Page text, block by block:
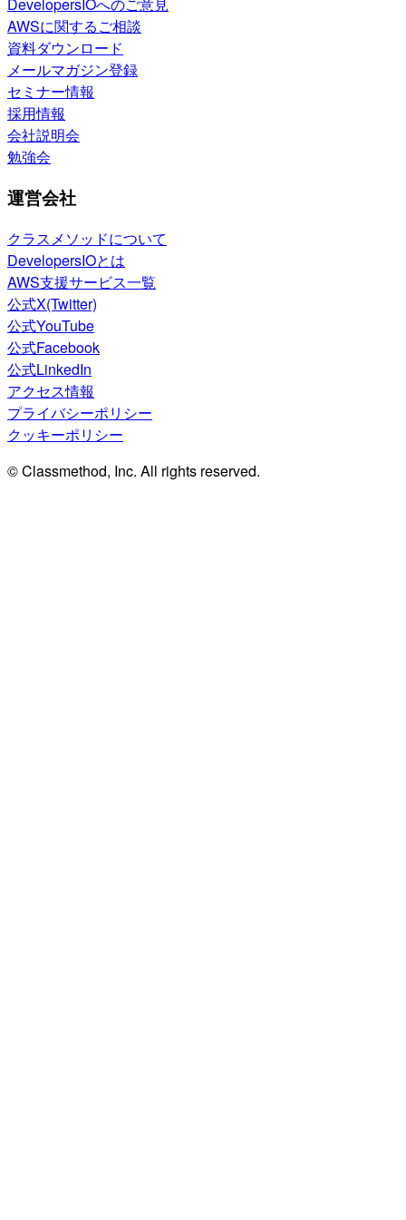
DevelopersIOへのご意見
AWSに関するご相談
資料ダウンロード
メールマガジン登録
セミナー情報
採用情報
会社説明会
勉強会
運営会社
クラスメソッドについて
DevelopersIOとは
AWS支援サービス一覧
公式X(Twitter)
公式YouTube
公式Facebook
公式LinkedIn
アクセス情報
プライバシーポリシー
クッキーポリシー
© Classmethod, Inc. All rights reserved.